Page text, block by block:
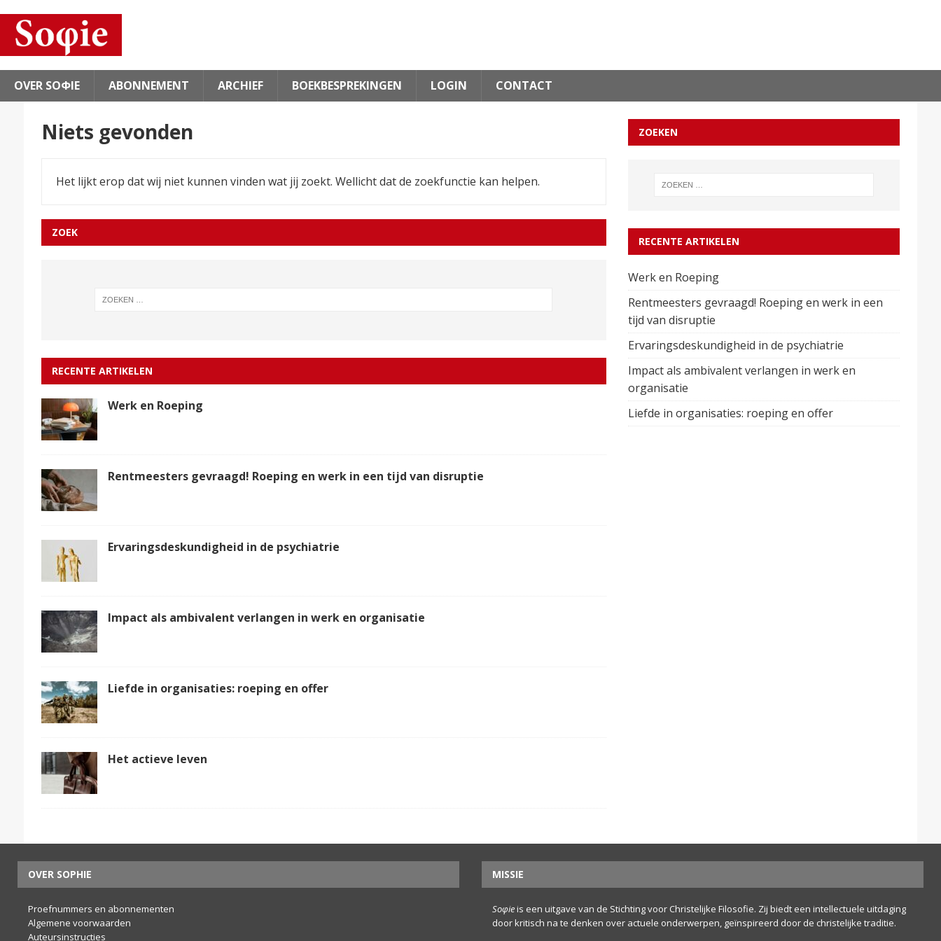
OVER SOΦIE ABONNEMENT ARCHIEF BOEKBESPREKINGEN LOGIN CONTACT
Niets gevonden
Het lijkt erop dat wij niet kunnen vinden wat jij zoekt. Wellicht dat de zoekfunctie kan helpen.
ZOEK
RECENTE ARTIKELEN
Werk en Roeping
Rentmeesters gevraagd! Roeping en werk in een tijd van disruptie
Ervaringsdeskundigheid in de psychiatrie
Impact als ambivalent verlangen in werk en organisatie
Liefde in organisaties: roeping en offer
Het actieve leven
ZOEKEN
RECENTE ARTIKELEN
Werk en Roeping
Rentmeesters gevraagd! Roeping en werk in een
tijd van disruptie
Ervaringsdeskundigheid in de psychiatrie
Impact als ambivalent verlangen in werk en
organisatie
Liefde in organisaties: roeping en offer
OVER SOPHIE
Proefnummers en abonnementen
Algemene voorwaarden
Auteursinstructies
MISSIE
Soφieis een uitgave van de Stichting voor Christelijke Filosofie. Zij biedt een intellectuele uitdaging
door kritisch na te denken over actuele onderwerpen, geïnspireerd door de christelijke traditie.